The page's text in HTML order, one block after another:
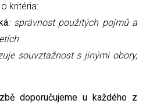
kritéria:
: správnost použitých pojmů a
souvztažnost s jinými obory,
doporučujeme u každého z